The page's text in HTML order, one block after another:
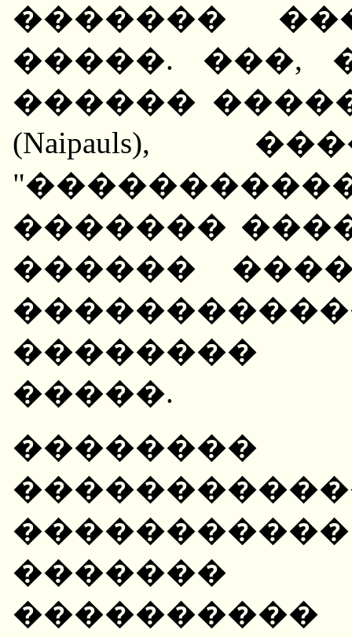
�������
�����. ���,
������
(Naipauls),
�������
������
��������
�����.
��������